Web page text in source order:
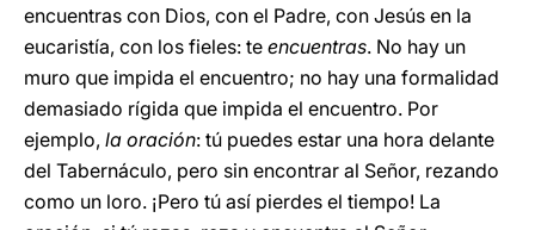
encuentras con Dios, con el Padre, con Jesús en la
eucaristía, con los fieles: te encuentras. No hay un
muro que impida el encuentro; no hay una formalidad
demasiado rígida que impida el encuentro. Por
ejemplo, la oración: tú puedes estar una hora delante
del Tabernáculo, pero sin encontrar al Señor, rezando
como un loro. ¡Pero tú así pierdes el tiempo! La